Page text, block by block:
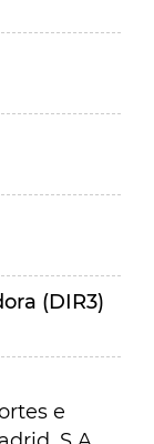
(DIR3)
e